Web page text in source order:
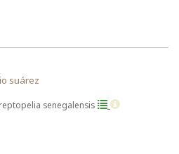
suárez
senegalensis